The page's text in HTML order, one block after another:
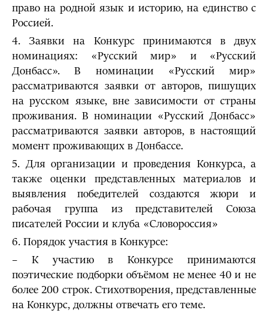
право на родной язык и историю, на единство с
Россией.
4. Заявки на Конкурс принимаются в двух
номинациях: «Русский мир» и «Русский
Донбасс». В номинации «Русский мир»
рассматриваются заявки от авторов, пишущих
на русском языке, вне зависимости от страны
проживания. В номинации «Русский Донбасс»
рассматриваются заявки авторов, в настоящий
момент проживающих в Донбассе.
5. Для организации и проведения Конкурса, а
также оценки представленных материалов и
выявления победителей создаются жюри и
рабочая группа из представителей Союза
писателей России и клуба «Словороссия»
6. Порядок участия в Конкурсе:
– К участию в Конкурсе принимаются
поэтические подборки объёмом не менее 40 и не
более 200 строк. Стихотворения, представленные
на Конкурс, должны отвечать его теме.